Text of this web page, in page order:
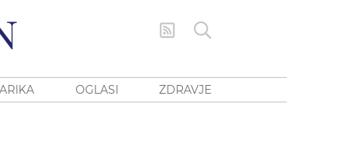
OGLASI ZDRAVJE